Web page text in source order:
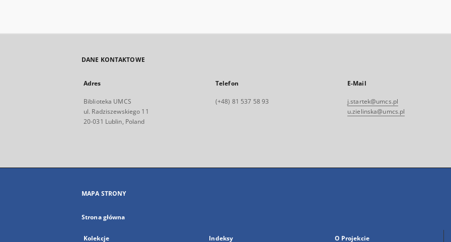
DANE KONTAKTOWE
Adres
Biblioteka UMCS
ul. Radziszewskiego 11
20-031 Lublin, Poland
Telefon
(+48) 81 537 58 93
E-Mail
j.startek@umcs.pl
u.zielinska@umcs.pl
MAPA STRONY
Strona główna
Kolekcje Indeksy O Projekcie